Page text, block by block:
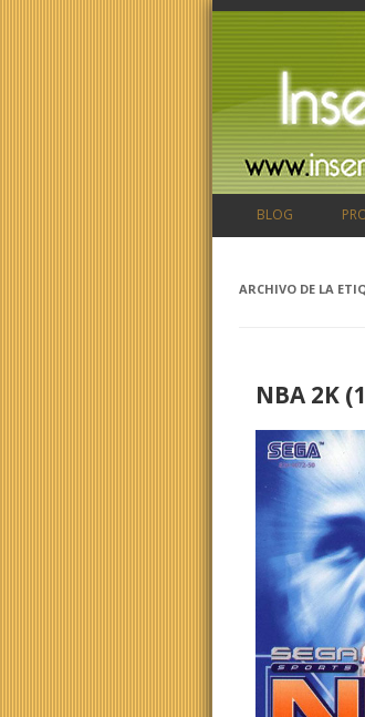
BLOG
ARCHIVO DE LA
NBA 2K